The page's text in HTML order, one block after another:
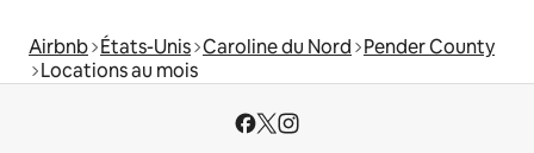
Airbnb États-Unis Caroline du Nord Pender County
Locations au mois